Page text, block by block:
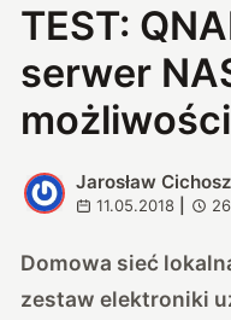
TEST:
serwer
J
Jarosław
11.05.2018 26
Domowa sieć
zestaw elektroniki